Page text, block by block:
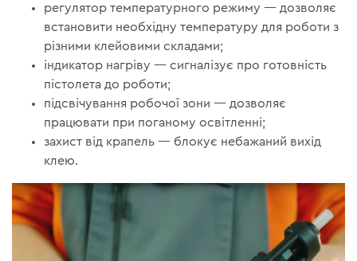
регулятор температурного режиму — дозволяє
встановити необхідну температуру для роботи з
різними клейовими складами;
індикатор нагріву — сигналізує про готовність
пістолета до роботи;
підсвічування робочої зони — дозволяє
працювати при поганому освітленні;
захист від крапель — блокує небажаний вихід
клею.